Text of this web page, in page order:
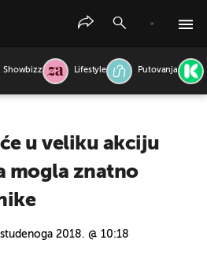
Showbizz Lifestyle Putovanja
u veliku akciju
mogla znatno
2018. @ 10:18